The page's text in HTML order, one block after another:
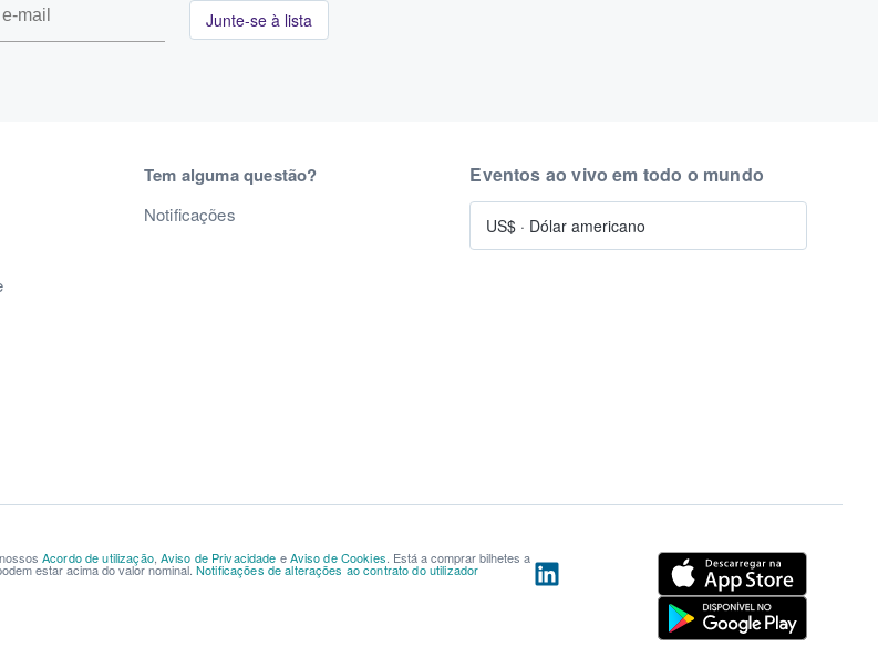
Junte-se à lista
Tem alguma questão?
Notificações
Eventos ao vivo em todo o mundo
US$ · Dólar americano
Acordo de utilização, Aviso de Privacidade eAviso de Cookies. Está a comprar bilhetes a
estar acima do valor nominal. Notificações de alterações ao contrato do utilizador